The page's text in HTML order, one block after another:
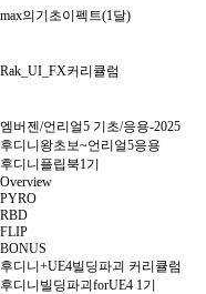
max의기초이펙트(1달)
Rak_UI_FX커리큘럼
엠버젠/언리얼5 기초/응용-2025
후디니왕초보~언리얼5응용
후디니플립북1기
Overview
PYRO
RBD
FLIP
BONUS
후디니+UE4빌딩파괴 커리큘럼
후디니빌딩파괴forUE4 1기